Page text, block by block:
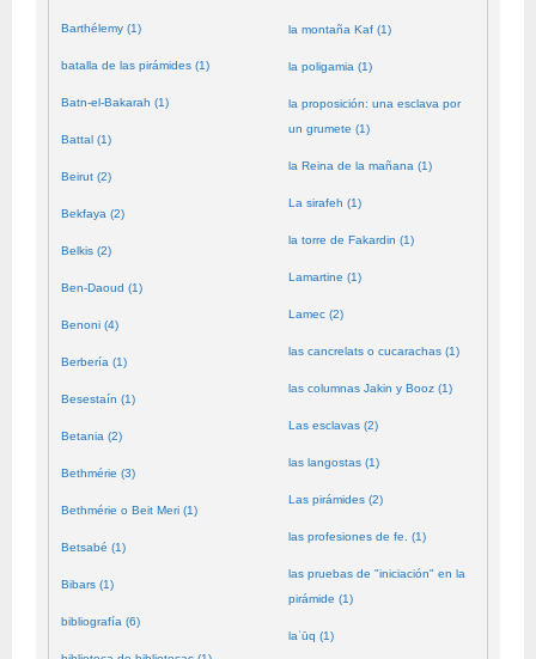
Barthélemy (1)
batalla de las pirámides (1)
Batn-el-Bakarah (1)
Battal (1)
Beirut (2)
Bekfaya (2)
Belkis (2)
Ben-Daoud (1)
Benoni (4)
Berbería (1)
Besestaín (1)
Betania (2)
Bethmérie (3)
Bethmérie o Beit Meri (1)
Betsabé (1)
Bibars (1)
bibliografía (6)
la montaña Kaf (1)
la poligamia (1)
la proposición: una esclava por
un grumete (1)
la Reina de la mañana (1)
La sirafeh (1)
la torre de Fakardin (1)
Lamartine (1)
Lamec (2)
las cancrelats o cucarachas (1)
las columnas Jakin y Booz (1)
Las esclavas (2)
las langostas (1)
Las pirámides (2)
las profesiones de fe. (1)
las pruebas de "iniciación" en la
pirámide (1)
laʿūq (1)